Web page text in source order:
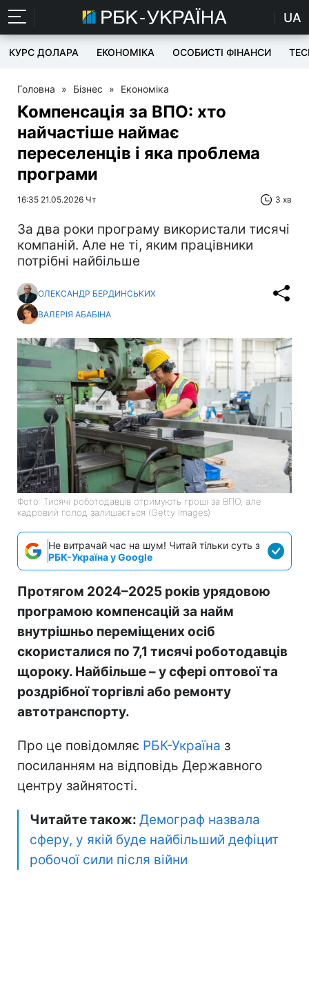
UA
КУРС ДОЛАРА ЕКОНОМІКА ОСОБИСТІ ФІНАНСИ
Головна » Бізнес » Економіка
Компенсація за ВПО: хто
найчастіше наймає
переселенців і яка проблема
програми
16:35 21.05.2026 Чт 3 хв
За два роки програму використали тисячі
компаній. Але не ті, яким працівники
потрібні найбільше
ОЛЕКСАНДР БЕРДИНСЬКИХ
ВАЛЕРІЯ АБАБІНА
Фото: Тисячі роботодавців отримують гроші за ВПО, але
кадровий голод залишається (Getty Images)
Не витрачай час на шум! Читай тільки суть з
РБК-Україна у Google
Протягом 2024–2025 років урядовою
програмою компенсацій за найм
внутрішньо переміщених осіб
скористалися по 7,1 тисячі роботодавців
щороку. Найбільше – у сфері оптової та
роздрібної торгівлі або ремонту
автотранспорту.
Про це повідомляє РБК-Україна з
посиланням на відповідь Державного
центру зайнятості.
Читайте також: Демограф назвала
сферу, у якій буде найбільший дефіцит
робочої сили після війни